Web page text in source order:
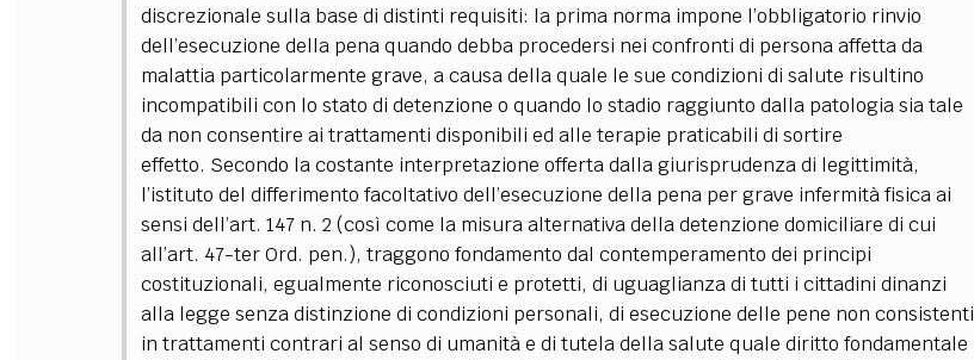
discrezionale sulla base di distinti requisiti: la prima norma impone l’obbligatorio rinvio
dell’esecuzione della pena quando debba procedersi nei confronti di persona affetta da
malattia particolarmente grave, a causa della quale le sue condizioni di salute risultino
incompatibili con lo stato di detenzione o quando lo stadio raggiunto dalla patologia sia tale
da non consentire ai trattamenti disponibili ed alle terapie praticabili di sortire
effetto. Secondo la costante interpretazione offerta dalla giurisprudenza di legittimità,
l’istituto del differimento facoltativo dell’esecuzione della pena per grave infermità fisica ai
sensi dell’art. 147 n. 2 (così come la misura alternativa della detenzione domiciliare di cui
all’art. 47-ter Ord. pen.), traggono fondamento dal contemperamento dei principi
costituzionali, egualmente riconosciuti e protetti, di uguaglianza di tutti i cittadini dinanzi
alla legge senza distinzione di condizioni personali, di esecuzione delle pene non consistenti
in trattamenti contrari al senso di umanità e di tutela della salute quale diritto fondamentale